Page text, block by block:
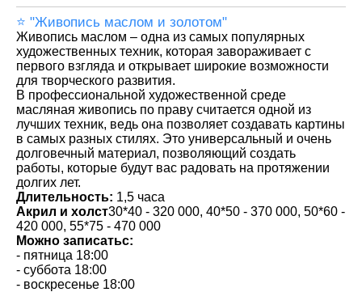
⭐️ "Живопись маслом и золотом"
Живопись маслом – одна из самых популярных
художественных техник, которая завораживает с
первого взгляда и открывает широкие возможности
для творческого развития.
В профессиональной художественной среде
масляная живопись по праву считается одной из
лучших техник, ведь она позволяет создавать картины
в самых разных стилях. Это универсальный и очень
долговечный материал, позволяющий создать
работы, которые будут вас радовать на протяжении
долгих лет.
Длительность: 1,5 часа
Акрил и холст30*40 - 320 000, 40*50 - 370 000, 50*60 -
420 000, 55*75 - 470 000
Можно записатьс:
- пятница 18:00
- суббота 18:00
- воскресенье 18:00